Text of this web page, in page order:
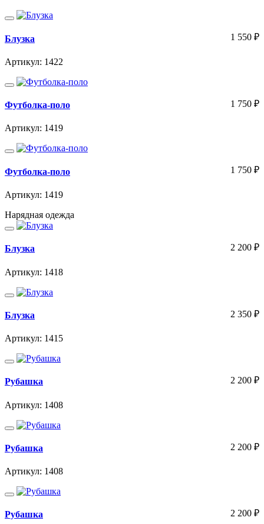
Блузка
Артикул: 1422
1 550 ₽
Футболка-поло
Артикул: 1419
1 750 ₽
Футболка-поло
Артикул: 1419
1 750 ₽
Нарядная одежда
Блузка
Артикул: 1418
2 200 ₽
Блузка
Артикул: 1415
2 350 ₽
Рубашка
Артикул: 1408
2 200 ₽
Рубашка
Артикул: 1408
2 200 ₽
Рубашка 2 200 ₽